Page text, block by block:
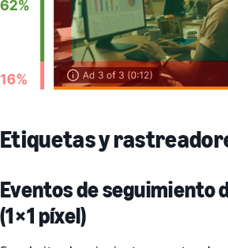
Etiquetas y
Eventos de seguimiento
(1×1 píxel)